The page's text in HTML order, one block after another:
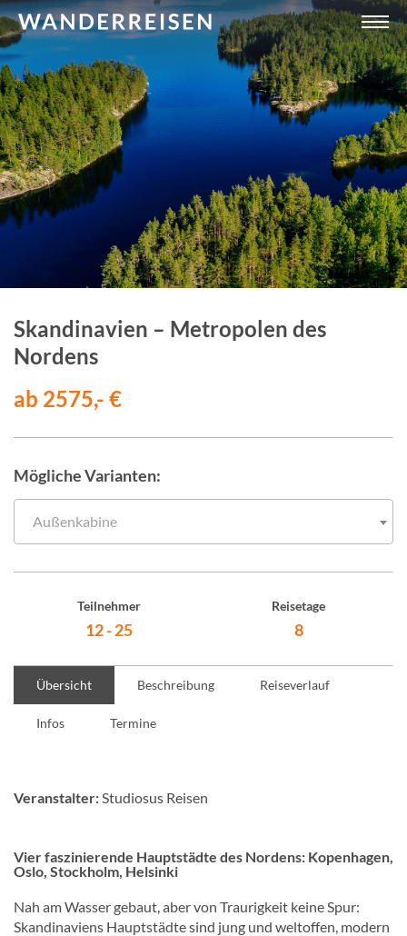
Skandinavien – Metropolen des
Nordens
ab 2575,- €
Mögliche Varianten:
Außenkabine
Teilnehmer
12 - 25
Reisetage
8
Übersicht Beschreibung Reiseverlauf
Infos Termine
Veranstalter:Studiosus Reisen
Vier faszinierende Hauptstädte des Nordens: Kopenhagen,
Oslo, Stockholm, Helsinki
Nah am Wasser gebaut, aber von Traurigkeit keine Spur:
Skandinaviens Hauptstädte sind jung und weltoffen, modern